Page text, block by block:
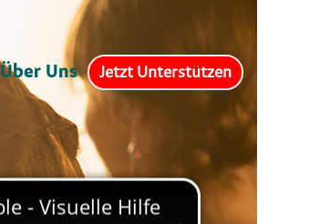
Über Uns Jetzt Unterstützen